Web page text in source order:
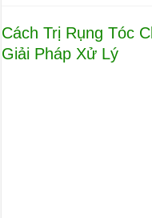
Cách Trị Rụng Tóc
Giải Pháp Xử Lý